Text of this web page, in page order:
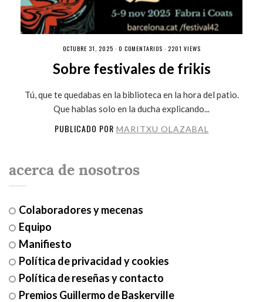
OCTUBRE 31, 2025 · 0 COMENTARIOS · 2201 VIEWS
Sobre festivales de frikis
Tú, que te quedabas en la biblioteca en la hora del patio.
Que hablas solo en la ducha explicando...
PUBLICADO POR MARITXU OLAZABAL
acerca de nosotros
Colaboradores y mecenas
Equipo
Manifiesto
Política de privacidad y cookies
Política de reseñas y contacto
Premios Guillermo de Baskerville